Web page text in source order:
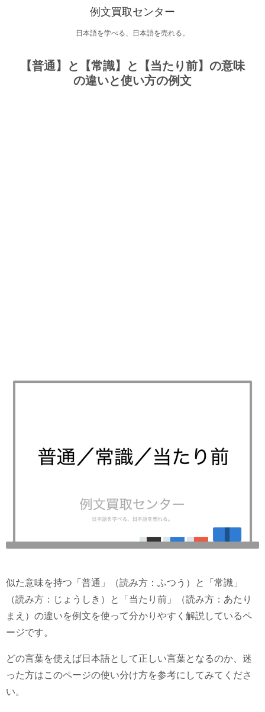
例文買取センター
日本語を学べる、日本語を売れる。
【普通】と【常識】と【当たり前】の意味
の違いと使い方の例文
似た意味を持つ「普通」（読み方：ふつう）と「常識」
（読み方：じょうしき）と「当たり前」（読み方：あたり
まえ）の違いを例文を使って分かりやすく解説しているペ
ージです。
どの言葉を使えば日本語として正しい言葉となるのか、迷
った方はこのページの使い分け方を参考にしてみてくださ
い。